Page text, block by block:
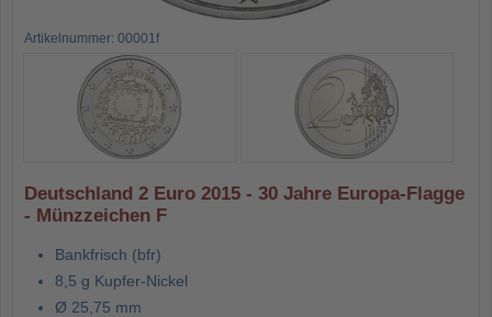
Artikelnummer: 00001f
Deutschland 2 Euro 2015 - 30 Jahre Europa-Flagge
- Münzzeichen F
Bankfrisch (bfr)
8,5 g Kupfer-Nickel
Ø 25,75 mm